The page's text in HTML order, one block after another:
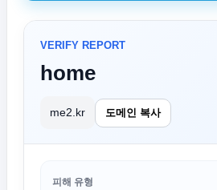
VERIFY REPORT
home
me2.kr 도메인 복사
피해 유형